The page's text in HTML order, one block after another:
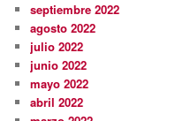
septiembre 2022
agosto 2022
julio 2022
junio 2022
mayo 2022
abril 2022